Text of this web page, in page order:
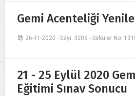
Gemi Acenteliği
26-11-2020 - Sayı: 3206 - Sirküler No:
21 - 25 Eylül 2020
Eğitimi Sınav Sonucu